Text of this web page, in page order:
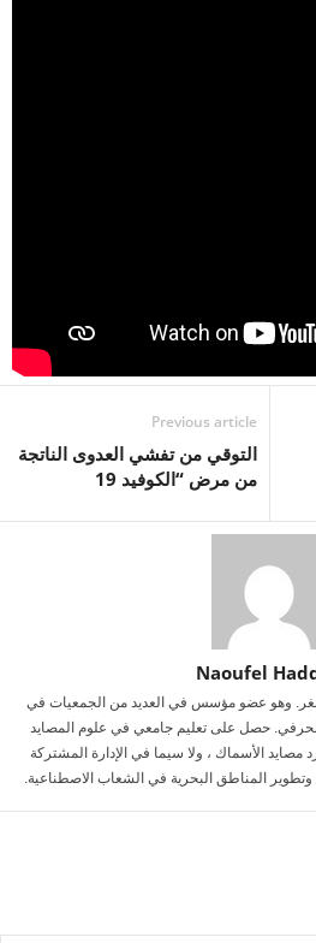
Previous article
التوقي من تفشي العدوى الناتجة
من مرض “الكوفيد 19
Naoufel
وهو عضو مؤسس في العديد من الجمعيات في
الحرفي. حصل على تعليم جامعي في علوم المصايد
مصايد الأسماك ، ولا سيما في الإدارة المشتركة
المناطق البحرية في الشعاب الاصطناعية.